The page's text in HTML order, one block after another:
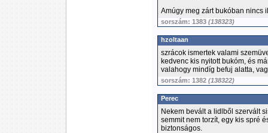
Amúgy meg zárt bukóban nincs
sorszám: 1383 (138323)
hzoltaan
szrácok ismertek valami
kedvenc kis nyitott bukóm, és
valahogy mindíg befuj alatta,
sorszám: 1382 (138322)
Perec
Nekem bevált a lidlből szervált
semmit nem torzít, egy kis spré
biztonságos.